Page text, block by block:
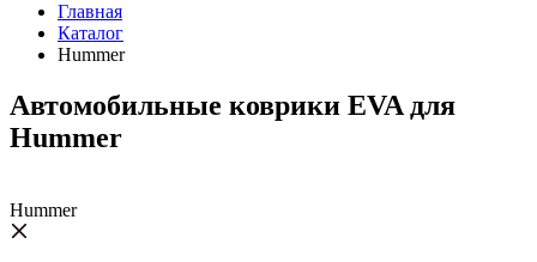
Главная
Каталог
Hummer
Автомобильные коврики EVA для
Hummer
Hummer